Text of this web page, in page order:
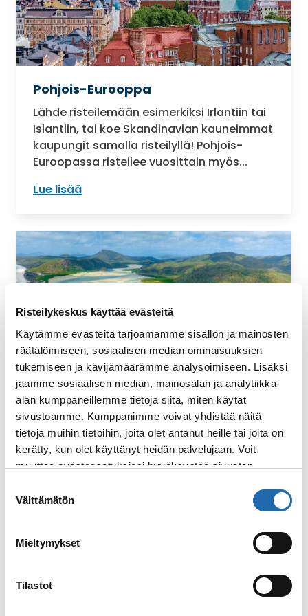
Risteilykeskus käyttää evästeitä
Käytämme evästeitä tarjoamamme sisällön ja mainosten
räätälöimiseen, sosiaalisen median ominaisuuksien
tukemiseen ja kävijämäärämme analysoimiseen. Lisäksi
jaamme sosiaalisen median, mainosalan ja analytiikka-
alan kumppaneillemme tietoja siitä, miten käytät
sivustoamme. Kumppanimme voivat yhdistää näitä
tietoja muihin tietoihin, joita olet antanut heille tai joita on
kerätty, kun olet käyttänyt heidän palvelujaan. Voit
muuttaa evästeasetuksiesi hyväksyntää sivuston
valinta
Välttämätön
Mieltymykset
Tilastot
Pohjois-Eurooppa
Lähde risteilemään esimerkiksi Irlantiin tai
Islantiin, tai koe Skandinavian kauneimmat
kaupungit samalla risteilyllä! Pohjois-
Euroopassa risteilee vuosittain myös...
Lue lisää
Tyynimeri
Tyynenmeren risteilyjä on tarjolla useisiin
eri kohteisiin. Risteile upeisiin
paratiisimaisemiin esim. Royal Caribbeanin
tai Norwegian Cruise Linen kyydissä! Etelä-
Lue lisää